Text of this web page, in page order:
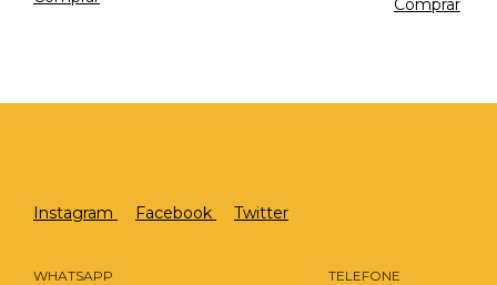
Instagram Facebook Twitter
WHATSAPP TELEFONE